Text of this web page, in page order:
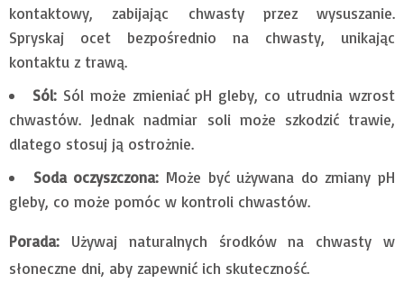
kontaktowy, zabijając chwasty przez wysuszanie.
Spryskaj ocet bezpośrednio na chwasty, unikając
kontaktu z trawą.
Sól:Sól może zmieniać pH gleby, co utrudnia wzrost
chwastów. Jednak nadmiar soli może szkodzić trawie,
dlatego stosuj ją ostrożnie.
Soda oczyszczona: Może być używana do zmiany pH
gleby, co może pomóc w kontroli chwastów.
Porada: Używaj naturalnych środków na chwasty w
słoneczne dni, aby zapewnić ich skuteczność.